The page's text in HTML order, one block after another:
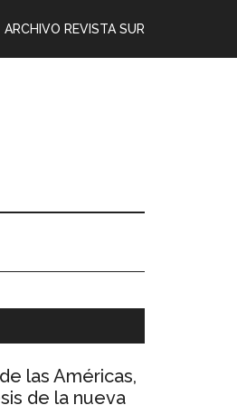
ARCHIVO REVISTA SUR
las Américas,
de la nueva